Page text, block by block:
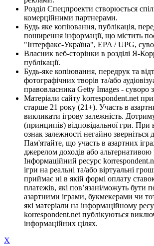
Розділ Спецпроекти створюється
комерційними партнерами.
Будь яке копіювання, публікація,
поширення інформації, що містить
"Інтерфакс-Україна", EPA / UPG,
Власник веб-сторінки в розділі Я-
публікації.
Будь-яке копіювання, передрук та
фотографічних творів та/або
правовласника Getty Images - суворо
Матеріали сайту korrespondent.net
старше 21 року (21+). Участь в
викликати ігрову залежність.
(принципів) відповідальної гри.
ознак залежності негайно зверніться
Пам'ятайте, що участь в азартних
джерелом доходів або альтернативою
Інформаційний ресурс
ігри на реальні та/або віртуальні
приймає ні в якій формі оплату
платежів, які пов’язані/можуть бути
азартними іграми, букмекерами чи
які матеріали на інформаційному
korrespondent.net публікуються
інформаційних цілях.
X